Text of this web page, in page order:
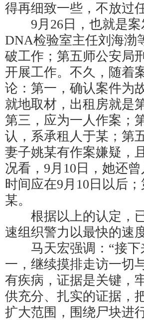
得再细致一些，不放过
9月26日，也就是案
DNA检验室主任刘海渤
破工作；第五师公安局
开展工作。不久，随着
论：第一，确认案件为
就地取材，出租房就是
第三，应为一人作案；
认，系承租人于某；第
妻子姚某有作案嫌疑，
况看，9月10日，她还
时间应在9月10日以后
某。
根据以上的认定，已
速组织警力以最快的速
马天宏强调：“接下
一，继续摸排走访一切
有疾病，证据是关键，
供充分、扎实的证据，
扩大范围，围绕尸块进